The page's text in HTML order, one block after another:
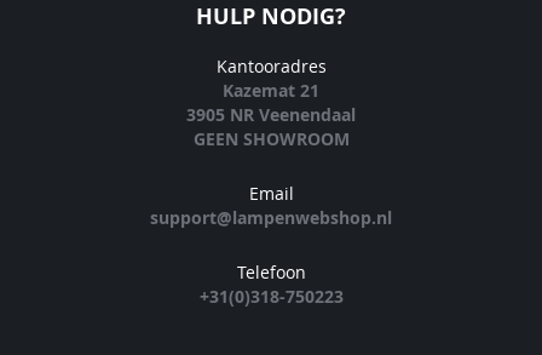
HULP NODIG?
Kantooradres
Kazemat 21
3905 NR Veenendaal
GEEN SHOWROOM
Email
support@lampenwebshop.nl
Telefoon
+31(0)318-750223